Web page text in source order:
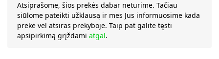
Atsiprašome, šios prekės dabar neturime. Tačiau
siūlome pateikti užklausą ir mes Jus informuosime kada
prekė vėl atsiras prekyboje. Taip pat galite tęsti
apsipirkimą grįždami atgal.